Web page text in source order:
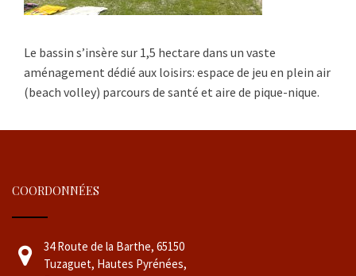
Le bassin s’insère sur 1,5 hectare dans un vaste
aménagement dédié aux loisirs: espace de jeu en plein air
(beach volley) parcours de santé et aire de pique-nique.
COORDONNÉES
34 Route de la Barthe, 65150
Tuzaguet, Hautes Pyrénées,